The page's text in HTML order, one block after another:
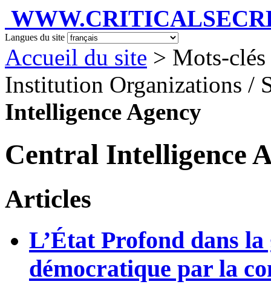
Langues du site
Accueil du site > Mots-
Institution Organizations /
Intelligence Agency
Central Intelligence
Articles
L’État Profond dans
démocratique par la